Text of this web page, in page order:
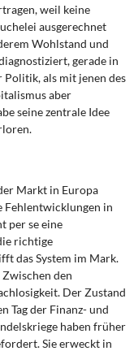
weil keine
ausgerechnet
Wohlstand und
gerade in
Politik, als mit jenen des
aber
seine zentrale Idee
Markt in Europa
Fehlentwicklungen in
per se eine
richtige
das System im Mark.
den
Der Zustand
Tag der Finanz- und
haben früher
Sie erweckt in